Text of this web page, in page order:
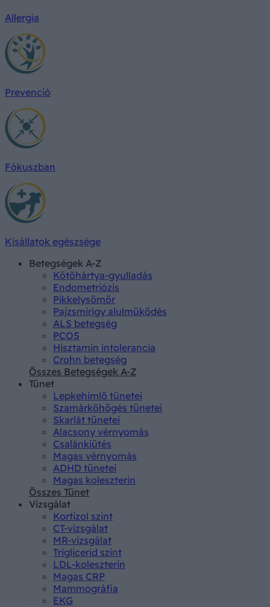
Allergia
Prevenció
Fókuszban
Kisállatok egészsége
Betegségek A-Z
Kötőhártya-gyulladás
Endometriózis
Pikkelysömör
Pajzsmirigy alulműködés
ALS betegség
PCOS
Hisztamin intolerancia
Crohn betegség
Összes Betegségek A-Z
Tünet
Lepkehimlő tünetei
Szamárköhögés tünetei
Skarlát tünetei
Alacsony vérnyomás
Csalánkiütés
Magas vérnyomás
ADHD tünetei
Magas koleszterin
Összes Tünet
Vizsgálat
Kortizol szint
CT-vizsgálat
MR-vizsgálat
Triglicerid szint
LDL-koleszterin
Magas CRP
Mammográfia
EKG